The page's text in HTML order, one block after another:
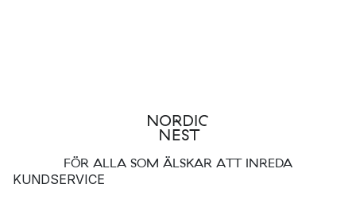
FÖR ALLA SOM ÄLSKAR ATT INREDA
KUNDSERVICE